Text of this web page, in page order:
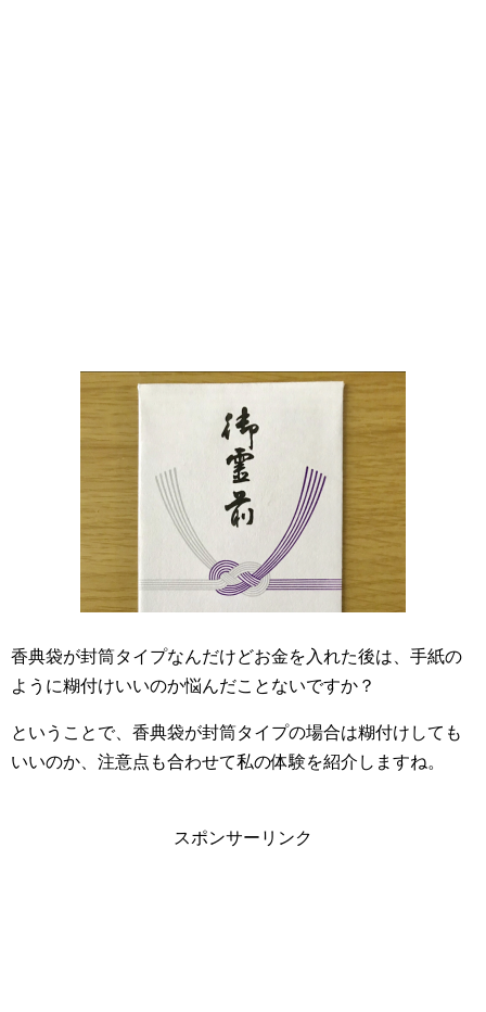
香典袋が封筒タイプなんだけどお金を入れた後は、手紙の
ように糊付けいいのか悩んだことないですか？
ということで、香典袋が封筒タイプの場合は糊付けしても
いいのか、注意点も合わせて私の体験を紹介しますね。
スポンサーリンク